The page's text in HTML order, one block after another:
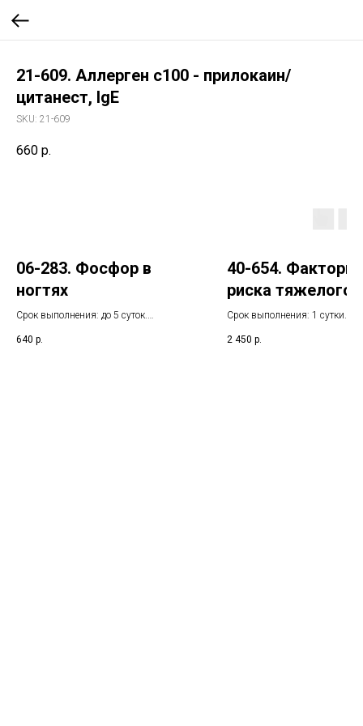
21-609. Аллерген c100 - прилокаин/
цитанест, IgE
SKU: 21-609
660 р.
06-283. Фосфор в
ногтях
Срок выполнения: до 5 суток.
взятия биоматериала
640 р.
40-654. Факторы
риска тяжелого
течения COVID-
других ОРВИ
Срок выполнения: 1 сутки.
биоматериала
2 450 р.